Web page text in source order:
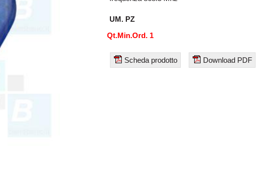
UM. PZ
Qt.Min.Ord. 1
Scheda prodotto Download PDF